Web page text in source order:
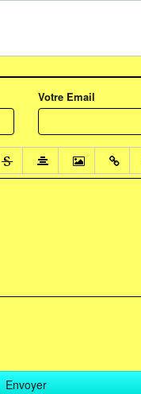
Votre Email